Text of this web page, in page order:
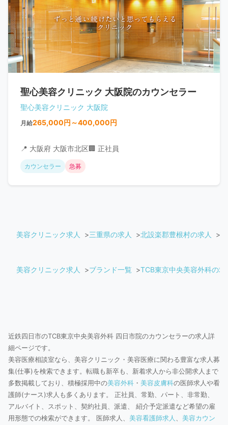
聖心美容クリニック 大阪院のカウンセラー
聖心美容クリニック 大阪院
月給265,000円～400,000円
📍 大阪府 大阪市北区🏢 正社員
カウンセラー 急募
美容クリニック求人 三重県の求人 北設楽郡豊根村の求人
美容クリニック求人 ブランド一覧 TCB東京中央美容外科の求
近鉄四日市のTCB東京中央美容外科 四日市院のカウンセラーの求人詳
細ページです。
美容医療相談室なら、美容クリニック・美容医療に関わる豊富な求人募
集(仕事)を検索できます。転職も新卒も、新着求人から非公開求人まで
多数掲載しており、積極採用中の美容外科 ・ 美容皮膚科の医師求人や看
護師(ナース)求人も多くあります。 正社員、常勤、パート、非常勤、
アルバイト、スポット、契約社員、派遣、 紹介予定派遣など希望の雇
用形態での検索ができます。 医師求人、 美容看護師求人
美容カウン